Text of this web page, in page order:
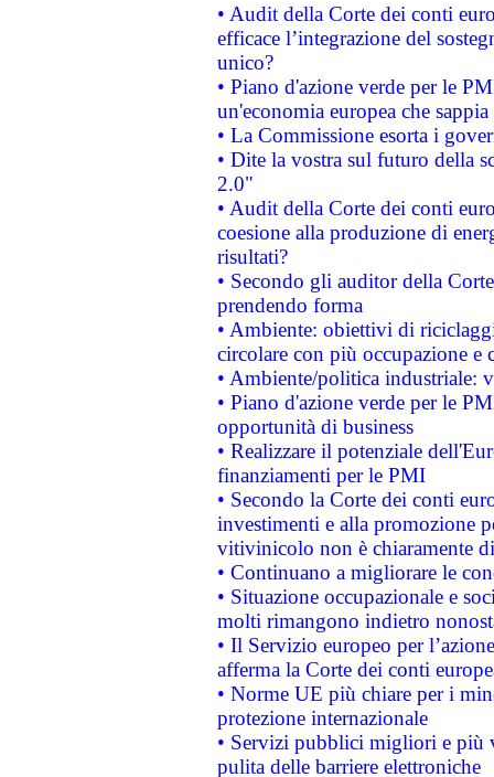
• Audit della Corte dei conti
efficace l’integrazione del
unico?
• Piano d'azione verde per le
un'economia europea che
• La Commissione esorta i
• Dite la vostra sul futuro della
2.0"
• Audit della Corte dei conti
coesione alla produzione di
risultati?
• Secondo gli auditor della
prendendo forma
• Ambiente: obiettivi di
circolare con più occupazione e
• Ambiente/politica industriale:
• Piano d'azione verde per le
opportunità di business
• Realizzare il potenziale
finanziamenti per le PMI
• Secondo la Corte dei conti
investimenti e alla promozione
vitivinicolo non è chiaramente
• Continuano a migliorare le
• Situazione occupazionale e
molti rimangono indietro
• Il Servizio europeo per
afferma la Corte dei conti
• Norme UE più chiare per i
protezione internazionale
• Servizi pubblici migliori e più
pulita delle barriere elettroniche